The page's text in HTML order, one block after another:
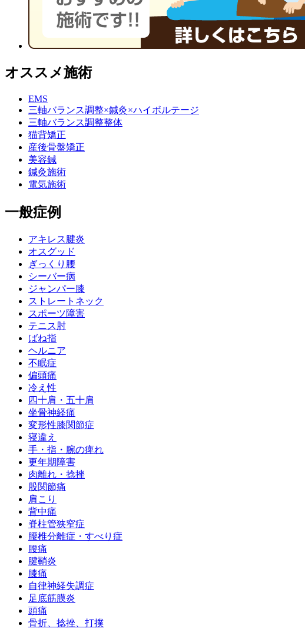
オススメ施術
EMS
三軸バランス調整×鍼灸×ハイボルテージ
三軸バランス調整整体
猫背矯正
産後骨盤矯正
美容鍼
鍼灸施術
電気施術
一般症例
アキレス腱炎
オスグッド
ぎっくり腰
シーバー病
ジャンパー膝
ストレートネック
スポーツ障害
テニス肘
ばね指
ヘルニア
不眠症
偏頭痛
冷え性
四十肩・五十肩
坐骨神経痛
変形性膝関節症
寝違え
手・指・腕の痺れ
更年期障害
肉離れ・捻挫
股関節痛
肩こり
背中痛
脊柱管狭窄症
腰椎分離症・すべり症
腰痛
腱鞘炎
膝痛
自律神経失調症
足底筋膜炎
頭痛
骨折、捻挫、打撲